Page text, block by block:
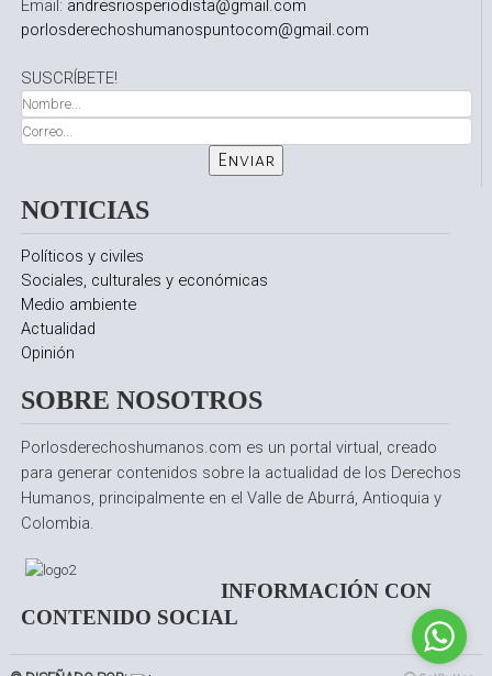
Email: andresriosperiodista@gmail.com
porlosderechoshumanospuntocom@gmail.com
SUSCRÍBETE!
NOTICIAS
Políticos y civiles
Sociales, culturales y económicas
Medio ambiente
Actualidad
Opinión
SOBRE NOSOTROS
Porlosderechoshumanos.com es un portal virtual, creado
para generar contenidos sobre la actualidad de los Derechos
Humanos, principalmente en el Valle de Aburrá, Antioquia y
Colombia.
INFORMACIÓN CON
CONTENIDO SOCIAL